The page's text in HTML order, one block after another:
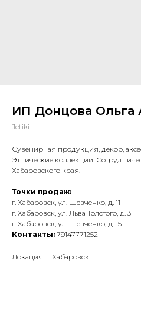
ИП Донцова Ольга
Jetiki
Сувенирная продукция, декор,
Этнические коллекции.
Хабаровского края.
Точки продаж:
г. Хабаровск, ул. Шевченко, д. 11
г. Хабаровск, ул. Льва Толстого, д. 3
г. Хабаровск, ул. Шевченко, д. 15
Контакты: 79147771252
Локация: г. Хабаровск